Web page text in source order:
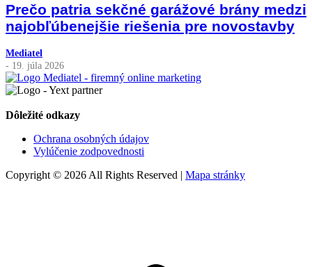
Prečo patria sekčné garážové brány medzi
najobľúbenejšie riešenia pre novostavby
Mediatel
- 19. júla 2026
Dôležité odkazy
Ochrana osobných údajov
Vylúčenie zodpovednosti
Copyright © 2026 All Rights Reserved | Mapa stránky